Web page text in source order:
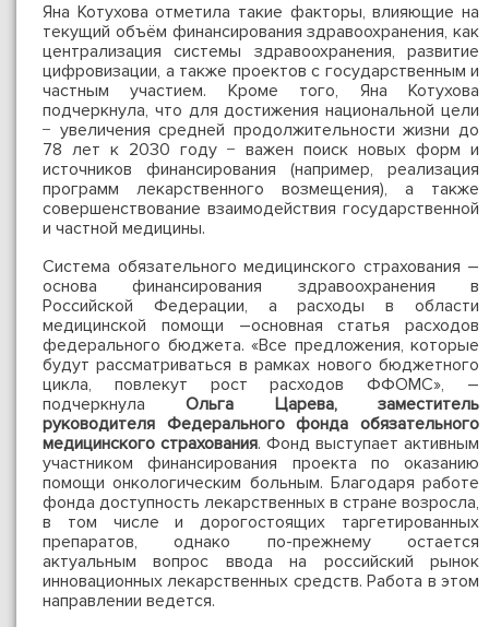
Яна Котухова отметила такие факторы, влияющие на
текущий объём финансирования здравоохранения, как
централизация системы здравоохранения, развитие
цифровизации, а также проектов с государственным и
частным участием. Кроме того, Яна Котухова
подчеркнула, что для достижения национальной цели
− увеличения средней продолжительности жизни до
78 лет к 2030 году − важен поиск новых форм и
источников финансирования (например, реализация
программ лекарственного возмещения), а также
совершенствование взаимодействия государственной
и частной медицины.
Система обязательного медицинского страхования –
основа финансирования здравоохранения в
Российской Федерации, а расходы в области
медицинской помощи –основная статья расходов
федерального бюджета. «Все предложения, которые
будут рассматриваться в рамках нового бюджетного
цикла, повлекут рост расходов ФФОМС», –
подчеркнулаОльга Царева, заместитель
руководителя Федерального фонда обязательного
медицинского страхования. Фонд выступает активным
участником финансирования проекта по оказанию
помощи онкологическим больным. Благодаря работе
фонда доступность лекарственных в стране возросла,
в том числе и дорогостоящих таргетированных
препаратов, однако по-прежнему остается
актуальным вопрос ввода на российский рынок
инновационных лекарственных средств. Работа в этом
направлении ведется.